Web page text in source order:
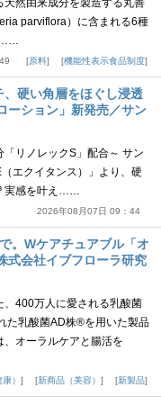
然由来成分を製造する丸善
parviflora）に含まれる6種
……
原料 機能性表示食品制度
、硬い角層をほぐし浸透
ーション」新発売／サン
「リノレックS」配合～ サン
エクイタンス）」より、硬
実感を叶え……
2026年08月07日 09：44
。Wケアチュアブル「オ
式会社イブフローラ研究
、400万人に愛される乳酸菌
た乳酸菌AD株®を用いた製品
オーラルケアと腸活を
） 新商品（美容） 新製品